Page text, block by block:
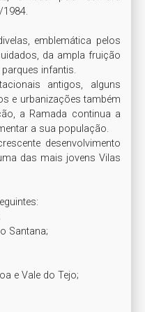
emblemática pelos
da ampla fruição
infantis.
antigos, alguns
e urbanizações também
a Ramada continua a
a sua população.
desenvolvimento
das mais jovens Vilas
Santana;
e Vale do Tejo;